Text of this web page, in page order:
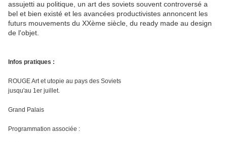
assujetti au politique, un art des soviets souvent controversé a
bel et bien existé et les avancées productivistes annoncent les
futurs mouvements du XXème siècle, du ready made au design
de l'objet.
Infos pratiques :
ROUGE Art et utopie au pays des Soviets
jusqu'au 1er juillet.
Grand Palais
Programmation associée :